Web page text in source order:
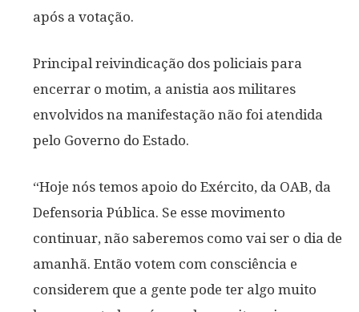
após a votação.
Principal reivindicação dos policiais para
encerrar o motim, a anistia aos militares
envolvidos na manifestação não foi atendida
pelo Governo do Estado.
“Hoje nós temos apoio do Exército, da OAB, da
Defensoria Pública. Se esse movimento
continuar, não saberemos como vai ser o dia de
amanhã. Então votem com consciência e
considerem que a gente pode ter algo muito